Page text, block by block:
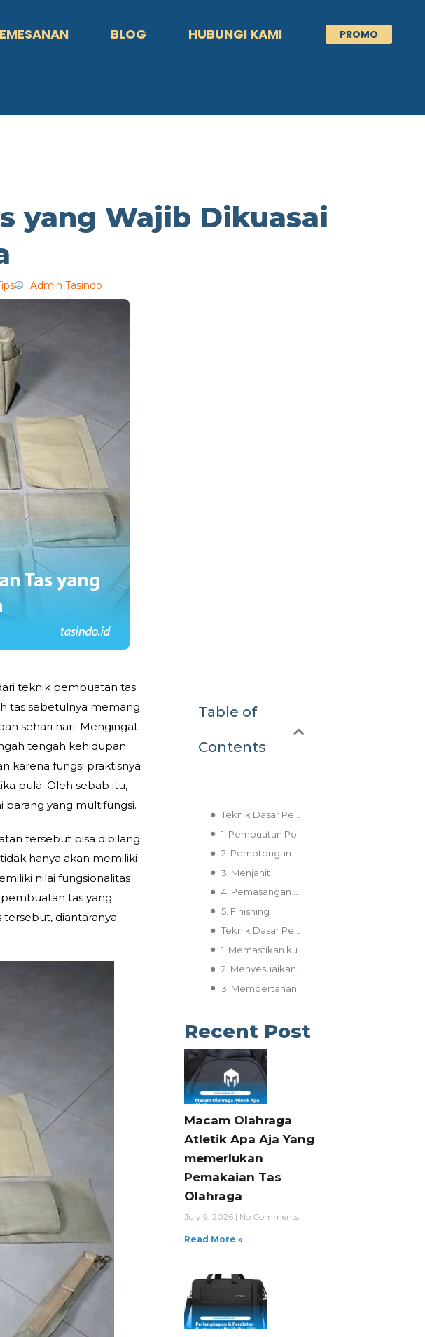
BLOG HUBUNGI KAMI PROMO
yang Wajib Dikuasai
Admin Tasindo
teknik pembuatan tas.
tas sebetulnya memang
sehari hari. Mengingat
tengah kehidupan
karena fungsi praktisnya
pula. Oleh sebab itu,
barang yang multifungsi.
tersebut bisa dibilang
hanya akan memiliki
nilai fungsionalitas
tas yang
diantaranya
Table of
Contents
3. Menjahit
5. Finishing
Recent Post
Macam Olahraga
Atletik Apa Aja Yang
memerlukan
Pemakaian Tas
Olahraga
July 9, 2026 No Comments
Read More »